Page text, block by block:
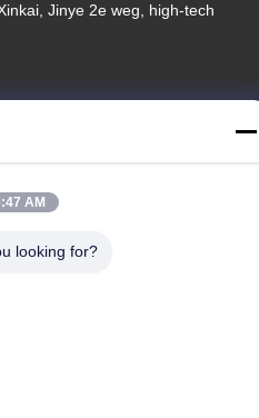
Jinye 2e weg, high-tech
AM
looking for?